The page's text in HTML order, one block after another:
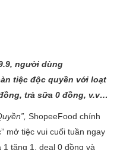
người dùng
tiệc độc quyền với loạt
trà sữa 0 đồng, v.v…
ShopeeFood chính
mở tiệc vui cuối tuần ngay
tặng 1, deal 0 đồng và